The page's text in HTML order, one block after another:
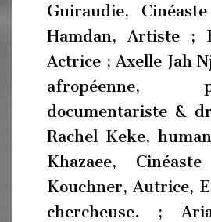
Guiraudie,
Hamdan, Artiste ;
Actrice ; Axelle Jah
afropéenne,
documentariste &
Rachel Keke,
Khazaee,
Kouchner, Autrice,
chercheuse. ;